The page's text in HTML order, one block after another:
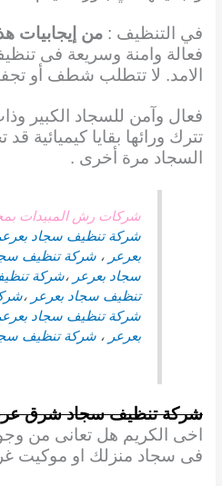
في التنظيف :من إيجابيات
فعالة وامنة وسريعة فى
الامد. لا تتطلب شطف أو
فعال وآمن للسجاد الكبير
تترك ورائها بقايا كيميائية
السجاد مرة أخرى .
شركات رش المبيدات
شركة تنظيف سجاد بعرعر
بعرعر،شركة تنظيف
سجاد بعرعر ،شركة
تنظيف سجاد بعرعر ،
شركة تنظيف سجاد بعرعر
بعرعر ،شركة تنظيف
شركة تنظيف سجاد شرق
اخى الكريم هل تعانى من
فى سجاد منزلك او موكيت